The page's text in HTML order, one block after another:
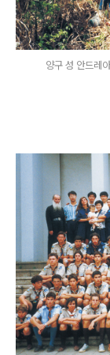
양구 성 안드레